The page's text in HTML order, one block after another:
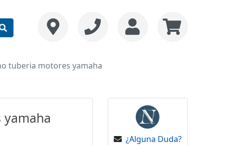
tuberia motores yamaha
¿Alguna Duda?